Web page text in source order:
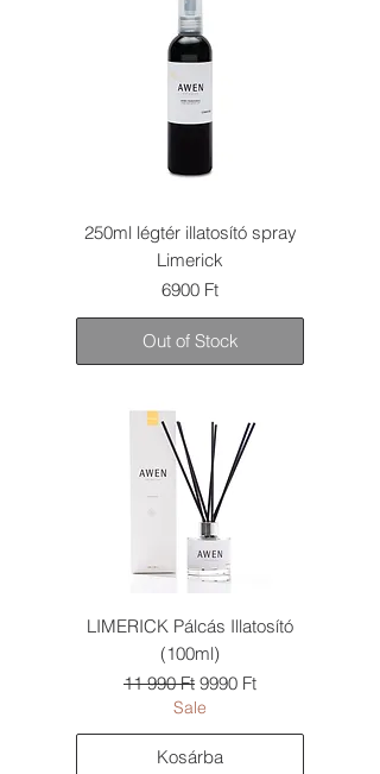
250ml légtér illatosító spray
Limerick
Ár
6900 Ft
Out of Stock
LIMERICK Pálcás Illatosító
(100ml)
Szokásos ár
11 990 Ft Akciós ár
9990 Ft
Sale
Kosárba